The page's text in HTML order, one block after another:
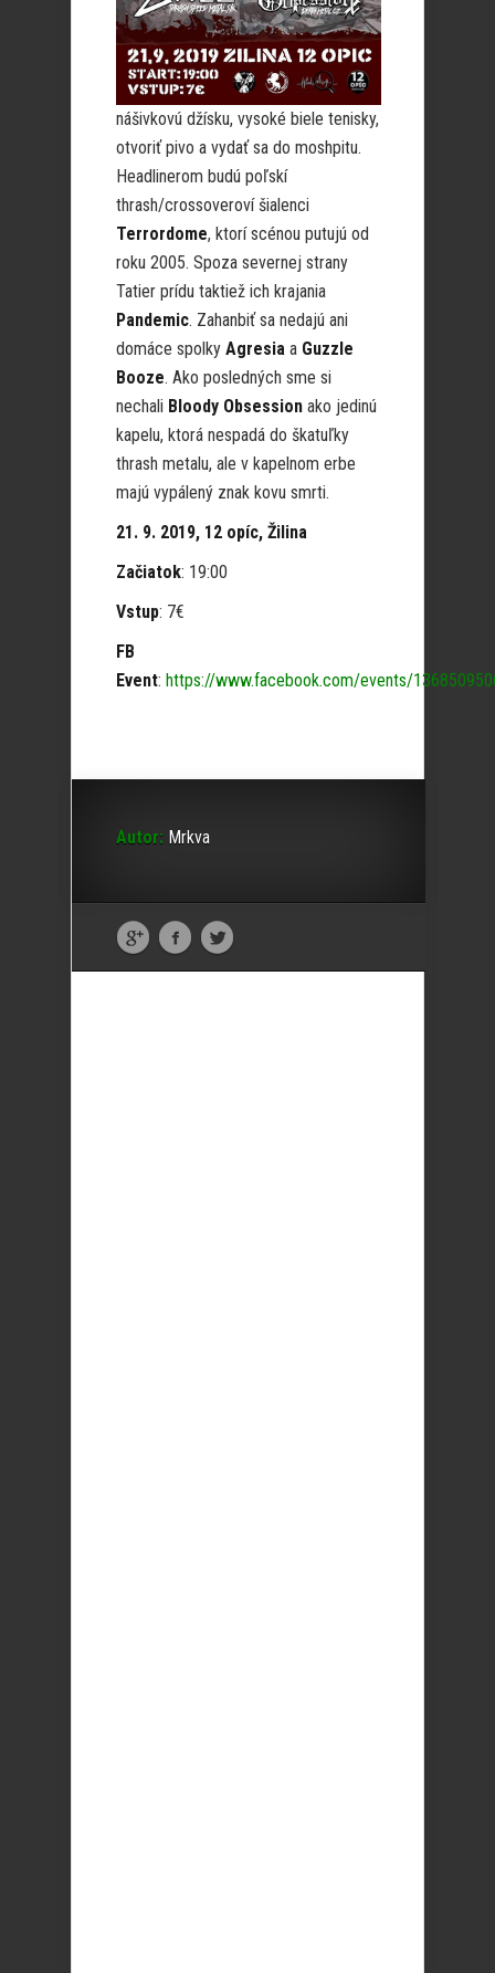
nášivkovú džísku, vysoké biele tenisky,
otvoriť pivo a vydať sa do moshpitu.
Headlinerom budú poľskí
thrash/crossoveroví šialenci
Terrordome, ktorí scénou putujú od
roku 2005. Spoza severnej strany
Tatier prídu taktiež ich krajania
Pandemic. Zahanbiť sa nedajú ani
domáce spolky Agresia a Guzzle
Booze. Ako posledných sme si
nechali Bloody Obsession ako jedinú
kapelu, ktorá nespadá do škatuľky
thrash metalu, ale v kapelnom erbe
majú vypálený znak kovu smrti.
21. 9. 2019, 12 opíc, Žilina
Začiatok: 19:00
Vstup: 7€
FB
Event: https://www.facebook.com/events/
Autor: Mrkva